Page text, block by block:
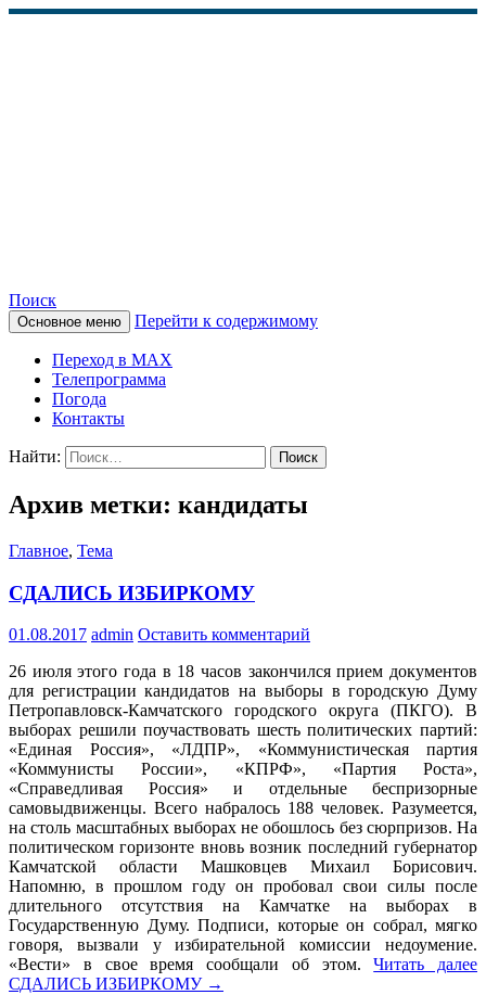
КАМЧАТСКОЕ
ИНФОРМАЦИОННОЕ
АГЕНТСТВО (КИА
«ВЕСТИ»)
Поиск
Основное меню Перейти к содержимому
Переход в MAX
Телепрограмма
Погода
Контакты
Найти:
Архив метки: кандидаты
Главное, Тема
СДАЛИСЬ ИЗБИРКОМУ
01.08.2017 admin Оставить комментарий
26 июля этого года в 18 часов закончился прием документов
для регистрации кандидатов на выборы в городскую Думу
Петропавловск-Камчатского городского округа (ПКГО). В
выборах решили поучаствовать шесть политических партий:
«Единая Россия», «ЛДПР», «Коммунистическая партия
«Коммунисты России», «КПРФ», «Партия Роста»,
«Справедливая Россия» и отдельные беспризорные
самовыдвиженцы. Всего набралось 188 человек. Разумеется,
на столь масштабных выборах не обошлось без сюрпризов. На
политическом горизонте вновь возник последний губернатор
Камчатской области Машковцев Михаил Борисович.
Напомню, в прошлом году он пробовал свои силы после
длительного отсутствия на Камчатке на выборах в
Государственную Думу. Подписи, которые он собрал, мягко
говоря, вызвали у избирательной комиссии недоумение.
«Вести» в свое время сообщали об этом.Читать далее
СДАЛИСЬ ИЗБИРКОМУ →